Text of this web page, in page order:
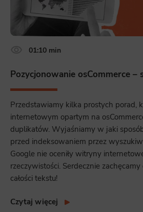
Scripts and data used to collect information to analyze site traffic and
site, and to create aggregate demographic statistics about users.
to measure the effectiveness of actions taken and content presented.
appropriate.
01:10 min
Pozycjonowanie osCommerce –
Przedstawiamy kilka prostych porad,
internetowym opartym na
duplikatów. Wyjaśniamy w jaki
przed indeksowaniem przez
Google nie oceniły witryny
rzeczywistości. Serdecznie
całości tekstu!
Czytaj więcej